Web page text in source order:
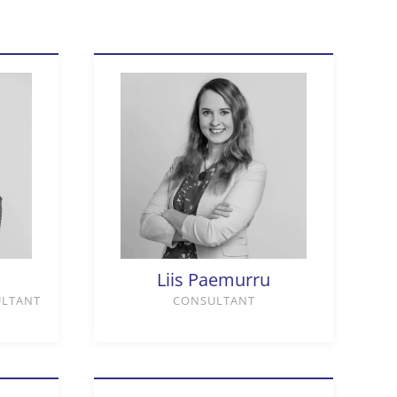
Liis Paemurru
CONSULTANT